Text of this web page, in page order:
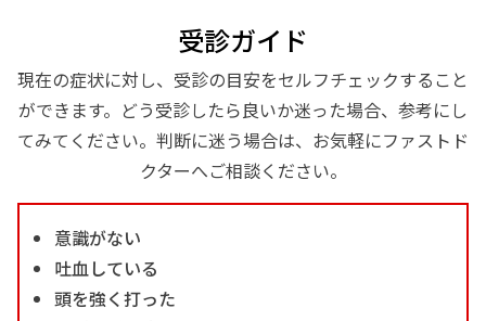
受診ガイド
現在の症状に対し、受診の目安をセルフチェックすること
ができます。どう受診したら良いか迷った場合、参考にし
てみてください。判断に迷う場合は、お気軽にファストド
クターへご相談ください。
意識がない
吐血している
頭を強く打った